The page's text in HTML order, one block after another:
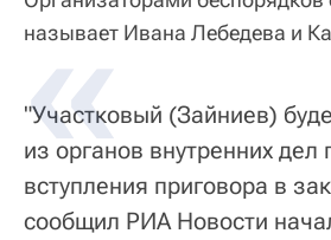
называет Ивана Лебедева и
"Участковый (Зайниев)
из органов внутренних дел
вступления приговора в
сообщил РИА Новости